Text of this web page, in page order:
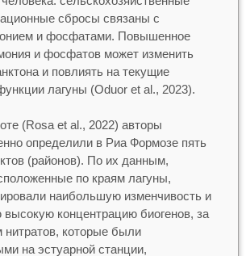
сбросы связаны с
и фосфатами. Повышенное
и фосфатов может изменить
и повлиять на текущие
лагуны (Oduor et al., 2023).
(Rosa et al., 2022) авторы
определили в Риа Формозе пять
(районов). По их данным,
по краям лагуны,
наибольшую изменчивость и
концентрацию биогенов, за
нитратов, которые были
на эстуарной станции,